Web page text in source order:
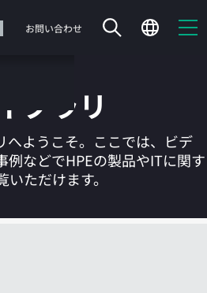
お問い合わせ
は空です
ブラリ
へようこそ。ここでは、ビデ
例などでHPEの製品やITに関す
ただけます。